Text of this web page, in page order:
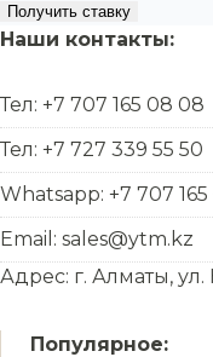
Получить ставку
Наши контакты:
Тел: +7 707 165 08 08
Тел: +7 727 339 55 50
Whatsapp: +7 707
Email: sales@ytm.kz
Адрес: г. Алматы,
Популярное: